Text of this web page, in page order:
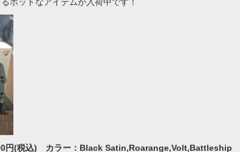
(税込) カラー：Black Satin,Roarange,Volt,Battleship